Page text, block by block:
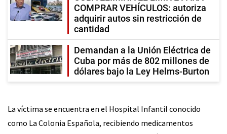
COMPRAR VEHÍCULOS: autoriza
adquirir autos sin restricción de
cantidad
Demandan a la Unión Eléctrica de
Cuba por más de 802 millones de
dólares bajo la Ley Helms-Burton
La víctima se encuentra en el Hospital Infantil conocido
como La Colonia Española, recibiendo medicamentos